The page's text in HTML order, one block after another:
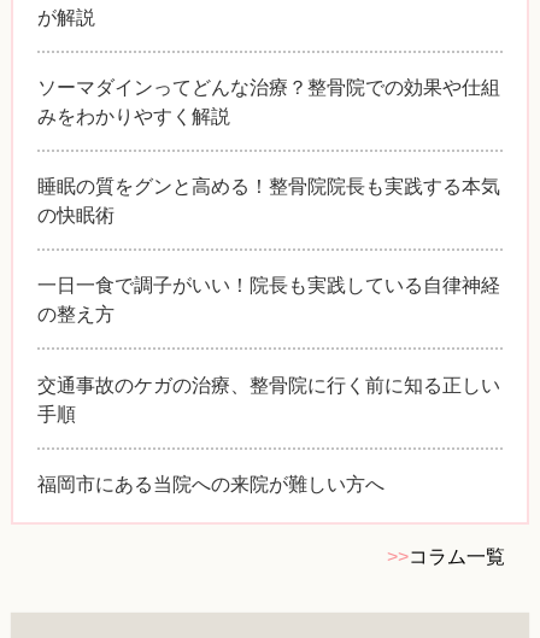
が解説
ソーマダインってどんな治療？整骨院での効果や仕組
みをわかりやすく解説
睡眠の質をグンと高める！整骨院院長も実践する本気
の快眠術
一日一食で調子がいい！院長も実践している自律神経
の整え方
交通事故のケガの治療、整骨院に行く前に知る正しい
手順
福岡市にある当院への来院が難しい方へ
>>コラム一覧